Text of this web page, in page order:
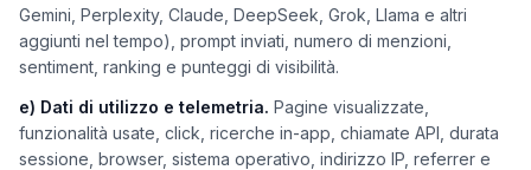
Gemini, Perplexity, Claude, DeepSeek, Grok, Llama e altri
aggiunti nel tempo), prompt inviati, numero di menzioni,
sentiment, ranking e punteggi di visibilità.
e) Dati di utilizzo e telemetria. Pagine visualizzate,
funzionalità usate, click, ricerche in-app, chiamate API, durata
sessione, browser, sistema operativo, indirizzo IP, referrer e